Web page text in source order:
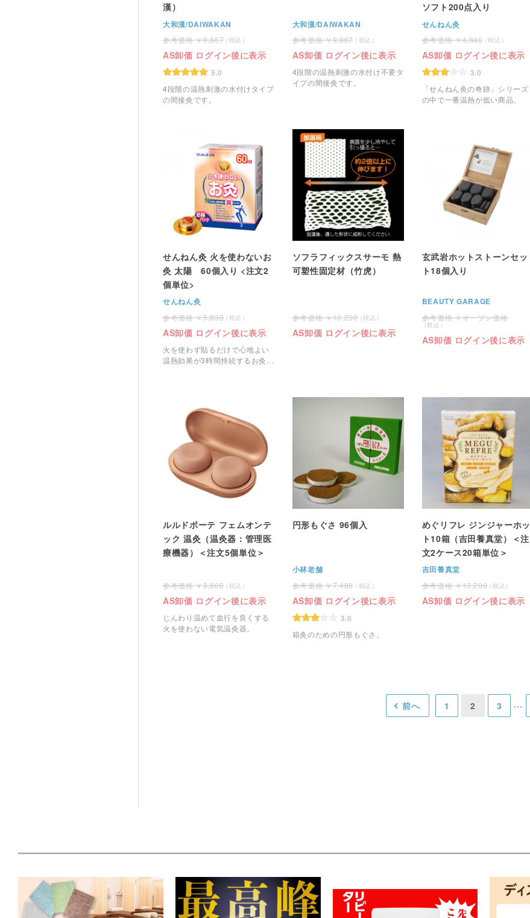
漢）
大和漢/DAIWAKAN
9,867
AS卸価 ログイン後に表示
5.0
4段階の温熱刺激の水付けタイプ
の間接灸です。
大和漢/DAIWAKAN
9,867
AS卸価 ログイン後に表示
4段階の温熱刺激の水付け不要タ
イプの間接灸です。
ソフト200点入り
せんねん灸
4,840
AS卸価 ログイン後に表示
3.0
「せんねん灸の奇跡」シリーズ
の中で一番温熱が低い商品。
せんねん灸 火を使わないお
灸 太陽 60個入り <注文2
個単位>
せんねん灸
5,830
AS卸価 ログイン後に表示
火を使わず貼るだけで心地よい
温熱効果が3時間持続するお灸で
ソフラフィックスサーモ 熱
可塑性固定材（竹虎）
10,230
AS卸価 ログイン後に表示
玄武岩ホットストーンセッ
ト18個入り
BEAUTY GARAGE
オープン価格
AS卸価 ログイン後に表示
ルルドボーテ フェムオンテ
ック 温灸（温灸器：管理医
療機器）＜注文5個単位＞
9,900
AS卸価 ログイン後に表示
じんわり温めて血行を良くする
火を使わない電気温灸器。
円形もぐさ 96個入
小林老舗
7,480
AS卸価 ログイン後に表示
3.0
箱灸のための円形もぐさ。
めぐリフレ ジンジャーホッ
ト10箱（吉田養真堂）＜注
文2ケース20箱単位＞
吉田養真堂
13,200
AS卸価 ログイン後に表示
前へ 1 2 3